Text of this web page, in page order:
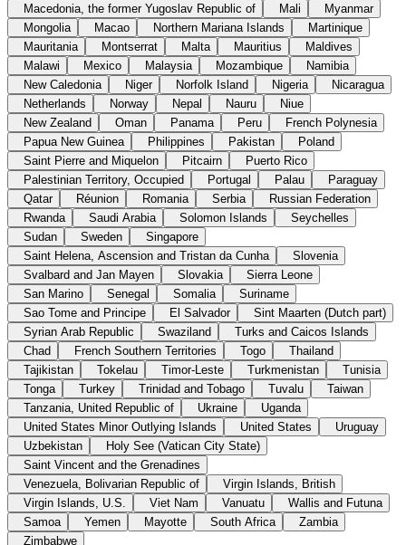
Macedonia, the former Yugoslav Republic of
Mali
Myanmar
Mongolia
Macao Northern Mariana Islands
Martinique
Mauritania
Montserrat Malta Mauritius
Maldives
Malawi
Mexico Malaysia Mozambique
Namibia
New Caledonia
Niger Norfolk Island Nigeria
Nicaragua
Netherlands
Norway Nepal Nauru
Niue
New Zealand
Oman Panama Peru
French Polynesia
Papua New Guinea
Philippines Pakistan
Poland
Saint Pierre and Miquelon
Pitcairn
Puerto Rico
Palestinian Territory, Occupied
Portugal Palau
Paraguay
Qatar
Réunion Romania Serbia
Russian Federation
Rwanda
Saudi Arabia Solomon Islands
Seychelles
Sudan
Sweden
Singapore
Saint Helena, Ascension and Tristan da Cunha
Slovenia
Svalbard and Jan Mayen
Slovakia
Sierra Leone
San Marino
Senegal Somalia
Suriname
Sao Tome and Principe
El Salvador
Sint Maarten (Dutch part)
Syrian Arab Republic
Swaziland
Turks and Caicos Islands
Chad
French Southern Territories Togo
Thailand
Tajikistan
Tokelau Timor-Leste Turkmenistan
Tunisia
Tonga
Turkey Trinidad and Tobago Tuvalu
Taiwan
Tanzania, United Republic of
Ukraine
Uganda
United States Minor Outlying Islands
United States
Uruguay
Uzbekistan
Holy See (Vatican City State)
Saint Vincent and the Grenadines
Venezuela, Bolivarian Republic of
Virgin Islands, British
Virgin Islands, U.S.
Viet Nam Vanuatu
Wallis and Futuna
Samoa
Yemen Mayotte South Africa
Zambia
Zimbabwe